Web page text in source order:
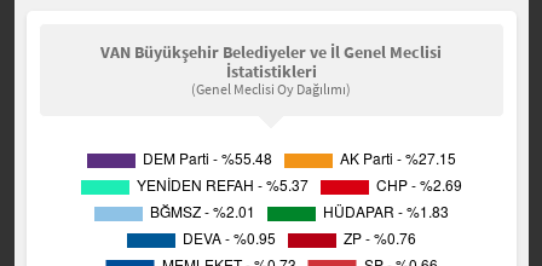
VAN Büyükşehir Belediyeler ve İl Genel Meclisi
İstatistikleri
(Genel Meclisi Oy Dağılımı)